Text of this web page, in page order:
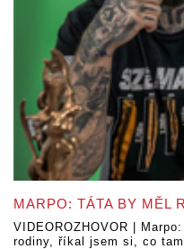
MARPO: TÁTA BY MĚL
VIDEOROZHOVOR |
rodiny, říkal jsem si, co